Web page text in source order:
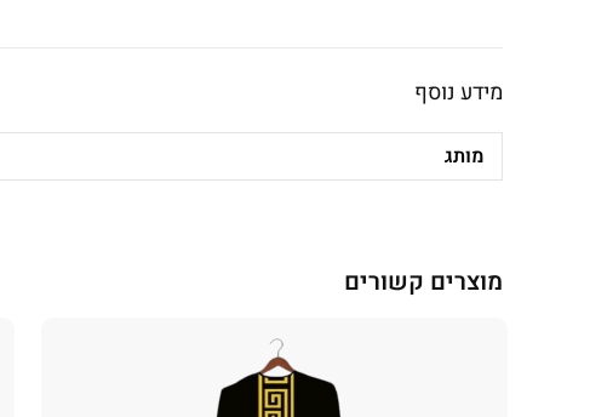
מידע נוסף
מותג
מוצרים קשורים